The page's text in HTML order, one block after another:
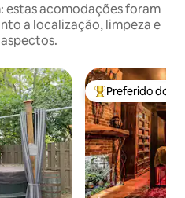
estas acomodações foram
a localização, limpeza e
Entre os
Preferido dos